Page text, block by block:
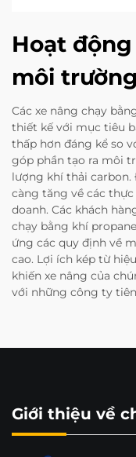
Hoạt
môi trường
Các xe nâng chạy
thiết kế với mục tiêu
thấp hơn đáng kể so
góp phần tạo ra môi
lượng khí thải
càng tăng về các
doanh. Các khách
chạy bằng khí
ứng các quy định về
cao. Lợi ích kép từ
khiến xe nâng của
với những công ty
Giới thiệu về